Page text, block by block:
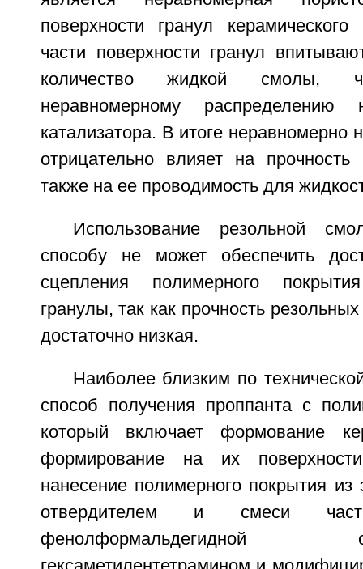
поверхности гранул
части поверхности гранул
количество жидкой смолы,
неравномерному распределению
катализатора. В итоге неравномерно
отрицательно влияет на
также на ее проводимость для
Использование резольной
способу не может обеспечить
сцепления полимерного
гранулы, так как прочность
достаточно низкая.
Наиболее близким по
способ получения проппанта с
который включает формование
формирование на их
нанесение полимерного покрытия
отвердителем и смеси